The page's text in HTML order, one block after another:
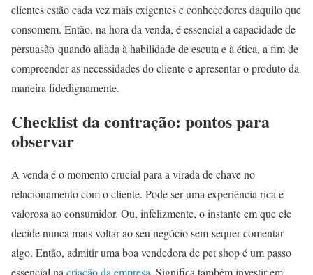
clientes estão cada vez mais exigentes e conhecedores daquilo que
consomem. Então, na hora da venda, é essencial a capacidade de
persuasão quando aliada à habilidade de escuta e à ética, a fim de
compreender as necessidades do cliente e apresentar o produto da
maneira fidedignamente.
Checklist da contração: pontos para
observar
A venda é o momento crucial para a virada de chave no
relacionamento com o cliente. Pode ser uma experiência rica e
valorosa ao consumidor. Ou, infelizmente, o instante em que ele
decide nunca mais voltar ao seu negócio sem sequer comentar
algo. Então, admitir uma boa vendedora de pet shop é um passo
essencial nacriação da empresa. Significa também investir em